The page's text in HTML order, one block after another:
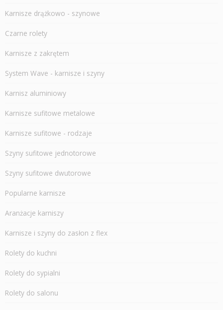
Karnisze drążkowo - szynowe
Czarne rolety
Karnisze z zakrętem
System Wave - karnisze i szyny
Karnisz aluminiowy
Karnisze sufitowe metalowe
Karnisze sufitowe - rodzaje
Szyny sufitowe jednotorowe
Szyny sufitowe dwutorowe
Popularne karnisze
Aranżacje karniszy
Karnisze i szyny do zasłon z flex
Rolety do kuchni
Rolety do sypialni
Rolety do salonu